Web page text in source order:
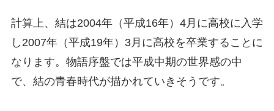
計算上、結は2004年（平成16年）4月に高校に入学
し2007年（平成19年）3月に高校を卒業することに
なります。物語序盤では平成中期の世界感の中
で、結の青春時代が描かれていきそうです。